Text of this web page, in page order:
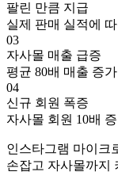
팔린 만큼 지급
실제 판매 실적에
03
자사몰 매출 급증
평균 80배 매출 증
04
신규 회원 폭증
자사몰 회원 10배
인스타그램 마이크
손잡고 자사몰까지